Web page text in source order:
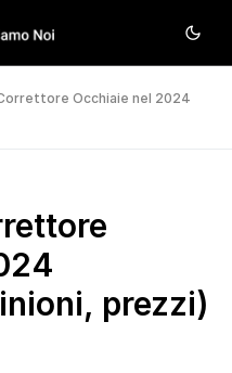
Occhiaie nel 2024
prezzi)